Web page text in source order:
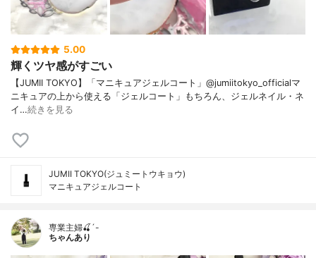
5.00
輝くツヤ感がすごい
【JUMII TOKYO】「マニキュアジェルコート」@jumiitokyo_officialマ
ニキュアの上から使える「ジェルコート」もちろん、ジェルネイル・ネ
イ…続きを見る
JUMII TOKYO(ジュミートウキョウ)
マニキュアジェルコート
専業主婦🍒´-
ちゃんあり